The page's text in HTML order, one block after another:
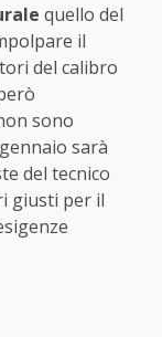
quello del
il
del calibro
sono
sarà
del tecnico
giusti per il